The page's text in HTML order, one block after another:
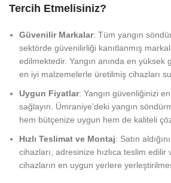
Tercih Etmelisiniz?
Güvenilir Markalar: Tüm yangın
sektörde güvenilirliği kanıtlanmış
edilmektedir. Yangın anında en yüksek
en iyi malzemelerle üretilmiş cihazları
Uygun Fiyatlar: Yangın güvenliğinizi
sağlayın. Ümraniye’deki yangın
hem bütçenize uygun hem de kaliteli
Hızlı Teslimat ve Montaj: Satın
cihazları, adresinize hızlıca teslim
cihazların en uygun yerlere